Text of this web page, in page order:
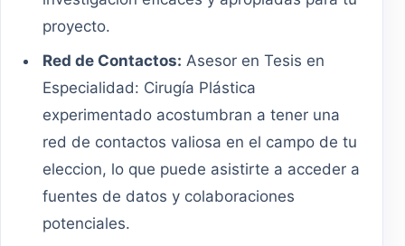
proyecto.
Red de Contactos: Asesor en Tesis en
Especialidad: Cirugía Plástica
experimentado acostumbran a tener una
red de contactos valiosa en el campo de tu
eleccion, lo que puede asistirte a acceder a
fuentes de datos y colaboraciones
potenciales.